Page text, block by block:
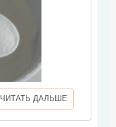
ЧИТАТЬ ДАЛЬШЕ